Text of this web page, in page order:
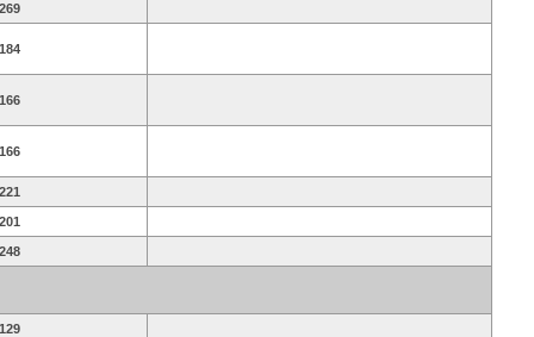
269
184
166
166
221
201
248
129